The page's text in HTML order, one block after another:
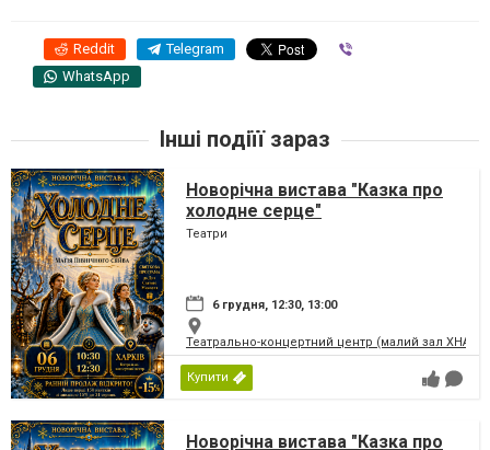
Reddit Telegram
WhatsApp
Інші подіїї зараз
Новорічна вистава "Казка про
холодне серце"
Театри
6 грудня, 12:30, 13:00
Театрально-концертний центр (малий зал
Купити
Новорічна вистава "Казка про